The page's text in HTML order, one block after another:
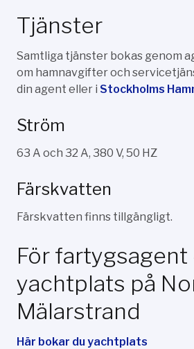
Tjänster
Samtliga tjänster bokas genom
om hamnavgifter och
din agent eller i Stockholms
Ström
63 A och 32 A, 380 V, 50 HZ
Färskvatten
Färskvatten finns tillgängligt.
För fartygsagent
yachtplats på
Mälarstrand
Här bokar du yachtplats